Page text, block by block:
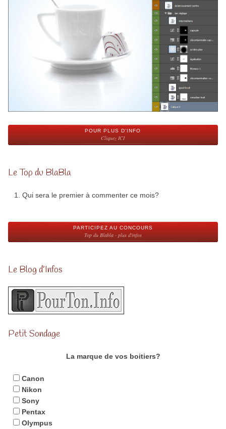
POUR PLUS D'INFO
Cliquez ICI
Le Top du BlaBla
Qui sera le premier à commenter ce mois?
PARTICIPEZ AU CONCOURS
Top du Blabla - plus d'infos
Le Blog d’Infos
Petit Sondage
La marque de vos boitiers?
Canon
Nikon
Sony
Pentax
Olympus